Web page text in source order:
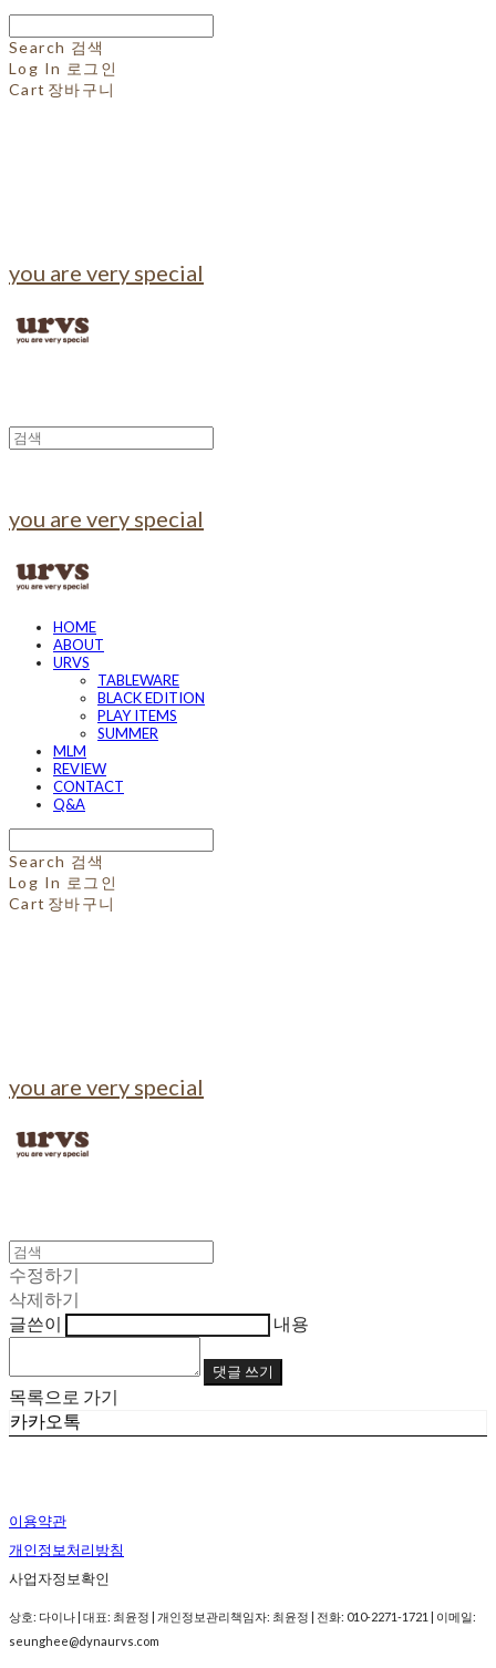
Search 검색
Log In 로그인
Cart 장바구니
you are very special
you are very special
HOME
ABOUT
URVS
TABLEWARE
BLACK EDITION
PLAY ITEMS
SUMMER
MLM
REVIEW
CONTACT
Q&A
Search 검색
Log In 로그인
Cart 장바구니
you are very special
수정하기
삭제하기
글쓴이
내용
댓글 쓰기
목록으로 가기
카카오톡
이용약관
개인정보처리방침
사업자정보확인
상호: 다이나 | 대표: 최윤정 | 개인정보관리책임자: 최윤정 | 전화: 010-2271-1721 | 이메일:
seunghee@dynaurvs.com